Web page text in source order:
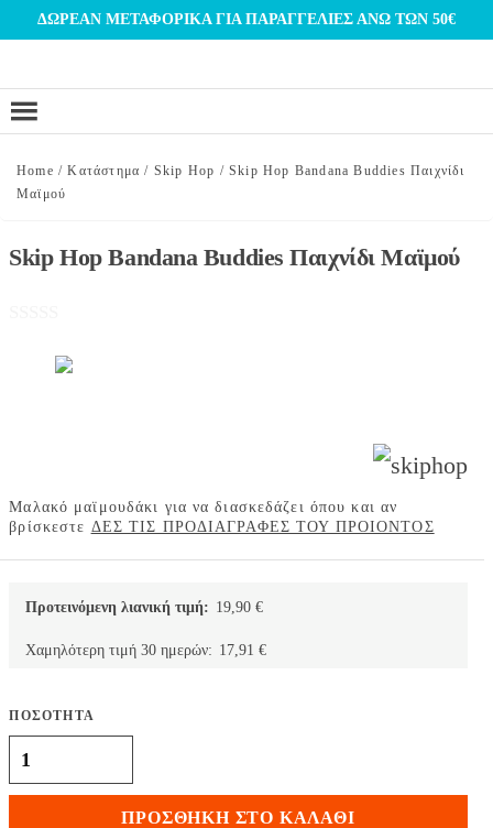
Μετάβαση
περιεχόμενο
ΔΩΡΕΑΝ ΜΕΤΑΦΟΡΙΚΑ ΓΙΑ ΠΑΡΑΓΓΕΛΙΕΣ ΑΝΩ ΤΩΝ 50€
Home /Κατάστημα / Skip Hop /Skip Hop Bandana Buddies Παιχνίδι
Μαϊμού
Skip Hop Bandana Buddies Παιχνίδι Μαϊμού
Μαλακό μαϊμουδάκι για να διασκεδάζει όπου και αν
βρίσκεστε ΔΕΣ ΤΙΣ ΠΡΟΔΙΑΓΡΑΦΕΣ ΤΟΥ ΠΡΟΙΟΝΤΟΣ
Προτεινόμενη λιανική τιμή: 19,90€
Χαμηλότερη τιμή 30 ημερών: 17,91€
ΠΟΣΟΤΗΤΑ
ΠΡΟΣΘΉΚΗ ΣΤΟ ΚΑΛΆΘΙ